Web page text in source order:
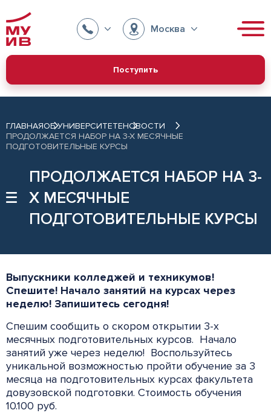
Москва
Поступить
ГЛАВНАЯОБ УНИВЕРСИТЕТЕНОВОСТИ
ПРОДОЛЖАЕТСЯ НАБОР НА 3-Х МЕСЯЧНЫЕ
ПОДГОТОВИТЕЛЬНЫЕ КУРСЫ
ПРОДОЛЖАЕТСЯ НАБОР НА 3-
Х МЕСЯЧНЫЕ
ПОДГОТОВИТЕЛЬНЫЕ КУРСЫ
Выпускники колледжей и техникумов!
Спешите! Начало занятий на курсах через
неделю! Запишитесь сегодня!
Спешим сообщить о скором открытии 3-х
месячных подготовительных курсов. Начало
занятий уже через неделю! Воспользуйтесь
уникальной возможностью пройти обучение за 3
месяца на подготовительных курсах факультета
довузовской подготовки. Стоимость обучения
10.100 руб.